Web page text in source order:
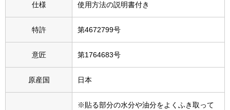
Miss Kyouko／ミスキョウコ
ランド
その他
仕様 使用方法の説明書付き
特許 第4672799号
意匠 第1764683号
原産国 日本
※貼る部分の水分や油分をよくふき取って